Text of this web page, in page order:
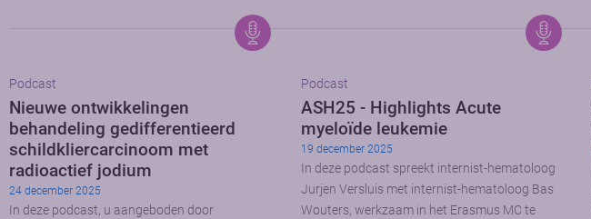
Podcast
Nieuwe ontwikkelingen
behandeling gedifferentieerd
schildkliercarcinoom met
radioactief jodium
24 december 2025
In deze podcast, u aangeboden door
Podcast
ASH25 - Highlights Acute
myeloïde leukemie
19 december 2025
In deze podcast spreekt internist-hematoloog
Jurjen Versluis met internist-hematoloog Bas
Wouters, werkzaam in het Erasmus MC te